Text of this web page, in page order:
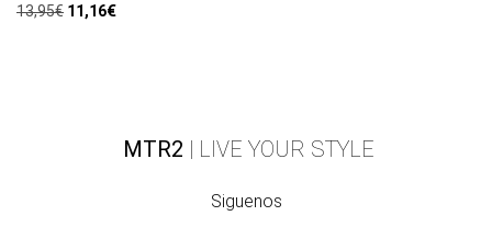
13,95€ 11,16€
MTR2 | LIVE YOUR STYLE
Siguenos